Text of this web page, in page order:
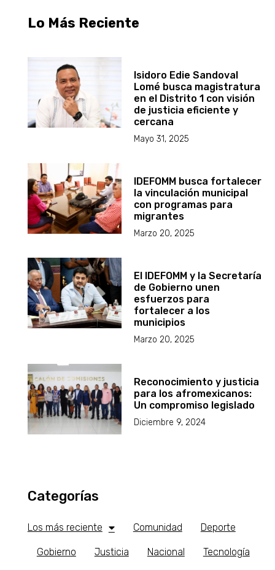
Lo Más Reciente
Isidoro Edie Sandoval
Lomé busca magistratura
en el Distrito 1 con visión
de justicia eficiente y
cercana
Mayo 31, 2025
IDEFOMM busca fortalecer
la vinculación municipal
con programas para
migrantes
Marzo 20, 2025
El IDEFOMM y la Secretaría
de Gobierno unen
esfuerzos para
fortalecer a los
municipios
Marzo 20, 2025
Reconocimiento y justicia
para los afromexicanos:
Un compromiso legislado
Diciembre 9, 2024
Categorías
Los más reciente Comunidad Deporte
Gobierno Justicia Nacional Tecnología